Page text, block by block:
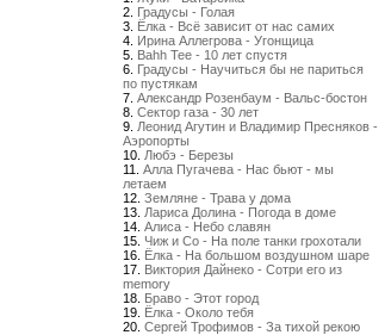
2. Градусы - Голая
3. Ёлка - Всё зависит от нас самих
4. Ирина Аллегрова - Угонщица
5. Bahh Tee - 10 лет спустя
6. Градусы - Научиться бы не париться
по пустякам
7. Александр Розенбаум - Вальс-бостон
8. Сектор газа - 30 лет
9. Леонид Агутин и Владимир Пресняков -
Аэропорты
10. Любэ - Березы
11. Алла Пугачева - Нас бьют - мы
летаем
12. Земляне - Трава у дома
13. Лариса Долина - Погода в доме
14. Алиса - Небо славян
15. Чиж и Со - На поле танки грохотали
16. Ёлка - На большом воздушном шаре
17. Виктория Дайнеко - Сотри его из
memory
18. Браво - Этот город
19. Ёлка - Около тебя
20. Сергей Трофимов - За тихой рекою